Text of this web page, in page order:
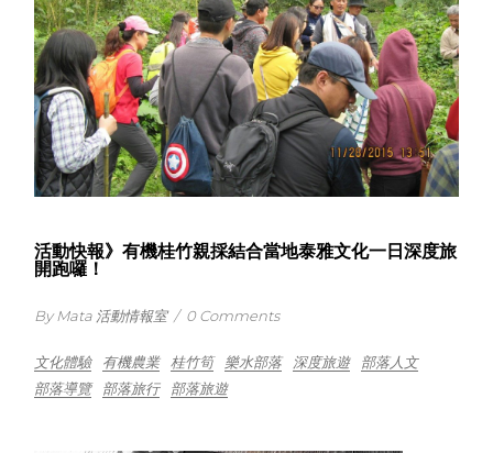
活動快報》有機桂竹親採結合當地泰雅文化一日深度旅
開跑囉！
By Mata 活動情報室 / 0 Comments
文化體驗 有機農業 桂竹筍 樂水部落 深度旅遊
部落人文
部落導覽
部落旅行 部落旅遊